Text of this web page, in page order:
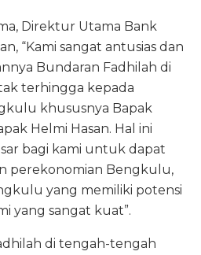
Direktur Utama Bank
“Kami sangat antusias dan
Bundaran Fadhilah di
terhingga kepada
khususnya Bapak
Helmi Hasan. Hal ini
bagi kami untuk dapat
perekonomian Bengkulu,
yang memiliki potensi
yang sangat kuat”.
di tengah-tengah